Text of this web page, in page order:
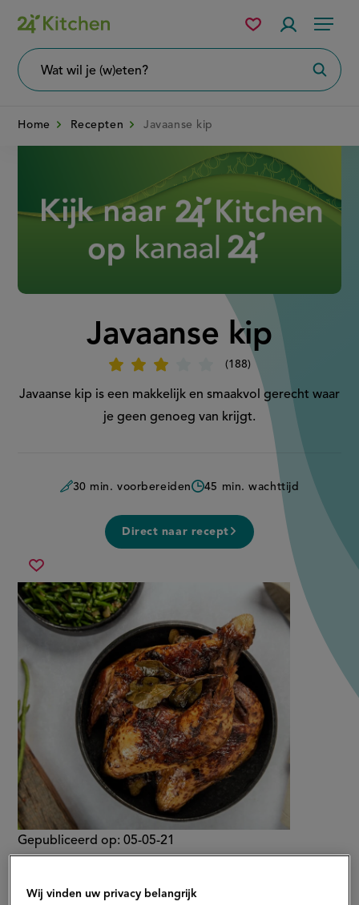
Overslaan
en
naar
Menu
wil
Mijn
bewaarde
Home Recepten Javaanse kip
Javaanse kip
188
'Javaanse
kip'
Javaanse kip is een makkelijk en smaakvol gerecht waar
je geen genoeg van krijgt.
30 min. voorbereiden 45 min. wachttijd
Direct naar recept
Sla
recept
op
javaanse
kip
Gepubliceerd op: 05-05-21
Wij vinden uw privacy belangrijk